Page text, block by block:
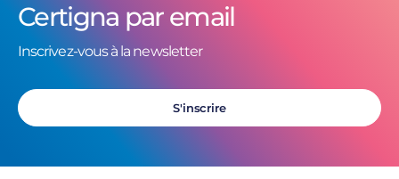
Certigna par email
Inscrivez-vous à la newsletter
S'inscrire